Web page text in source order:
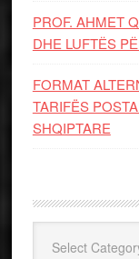
PROF. AHMET
DHE LUFTЁS
FORMAT
TARIFËS
SHQIPTARE